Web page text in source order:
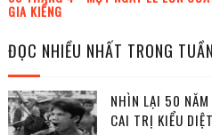
GIA KIỂNG
ĐỌC NHIỀU NHẤT TRONG TUẦN
NHÌN LẠI 50 NĂM
CAI TRỊ KIỂU